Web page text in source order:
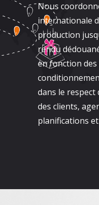
Nous
internationale
production
rendu
en fonction des
dans le respect
des clients,
planifications